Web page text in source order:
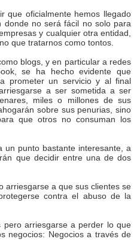
que oficialmente hemos llegado
no será fácil no solo para
y cualquier otra entidad,
que tratarnos como tontos.
blogs, y en particular a redes
se ha hecho evidente que
prometer un servicio y al final
a ser sometida a ser
miles o millones de sus
sobre sus penurias, sino
que otros no consuman los
punto bastante interesante, a
que decidir entre una de dos
arriesgarse a que sus clientes se
contra el abuso de la
pero arriesgarse a perder lo que
negocios: Negocios a través de